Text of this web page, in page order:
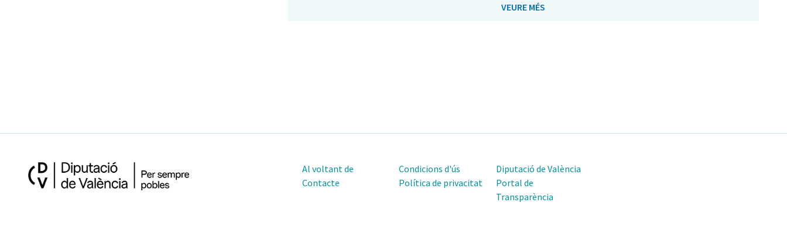
VEURE MÉS
Al voltant de
Contacte
Condicions d'ús
Política de privacitat
Diputació de València
Portal de
Transparència